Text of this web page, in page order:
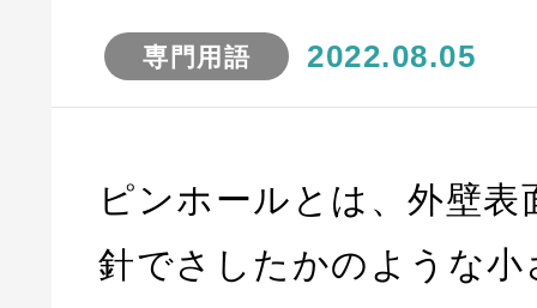
専門用語 2022.08.05
ピンホールとは、外壁
針でさしたかのような